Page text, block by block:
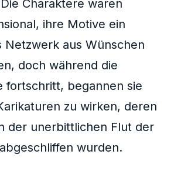
Charaktere waren
ihre Motive ein
Netzwerk aus Wünschen
doch während die
fortschritt, begannen sie
zu wirken, deren
der unerbittlichen Flut der
wurden.